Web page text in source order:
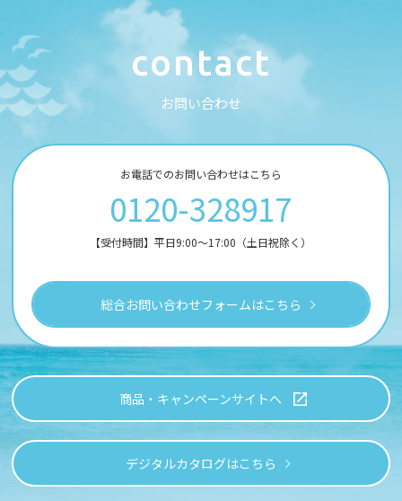
contact
お問い合わせ
お電話でのお問い合わせはこちら
0120-328917
【受付時間】平日9:00～17:00（土日祝除く）
総合お問い合わせフォームはこちら
商品・キャンペーンサイトへ
デジタルカタログはこちら